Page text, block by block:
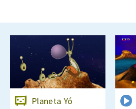
Planeta Yó